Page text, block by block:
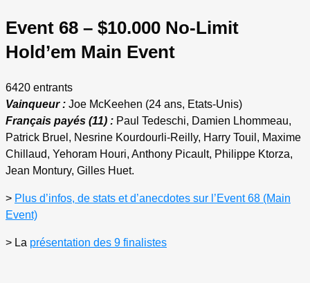
Event 68 – $10.000 No-Limit
Hold’em Main Event
6420 entrants
Vainqueur : Joe McKeehen (24 ans, Etats-Unis)
Français payés (11) : Paul Tedeschi, Damien Lhommeau,
Patrick Bruel, Nesrine Kourdourli-Reilly, Harry Touil, Maxime
Chillaud, Yehoram Houri, Anthony Picault, Philippe Ktorza,
Jean Montury, Gilles Huet.
> Plus d’infos, de stats et d’anecdotes sur l’Event 68 (Main
Event)
> La présentation des 9 finalistes